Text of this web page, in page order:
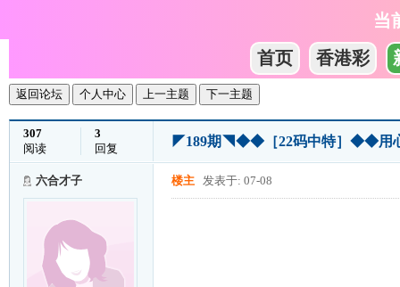
当
首页
香港彩
返回论坛 个人中心 上一主题 下一主题
307
阅读
3
回复
◤189期◥◆◆［22码中特］◆◆用
六合才子 楼主 发表于: 07-08